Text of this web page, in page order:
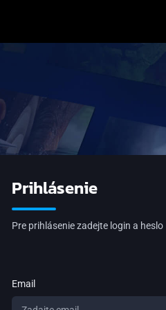
Prihlásenie
Pre prihlásenie zadejte login a heslo
Email